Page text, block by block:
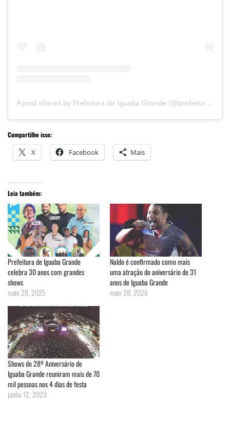
A post shared by Prefeitura de Iguaba Grande (@prefeituradeiguaba)
Compartilhe isso:
X Facebook Mais
Leia também:
Prefeitura de Iguaba Grande
celebra 30 anos com grandes
shows
maio 28, 2025
Naldo é confirmado como mais
uma atração do aniversário de 31
anos de Iguaba Grande
maio 28, 2026
Shows do 28º Aniversário de
Iguaba Grande reuniram mais de 70
mil pessoas nos 4 dias de festa
junho 12, 2023